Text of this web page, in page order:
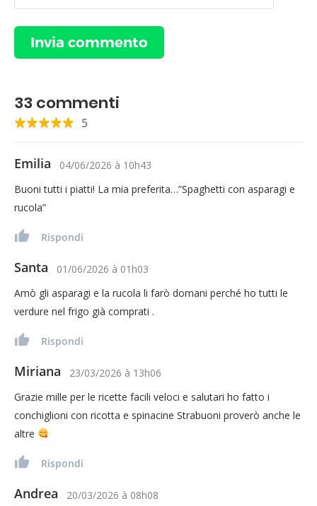
33 commenti
5
Emilia 04/06/2026 à 10h43
Buoni tutti i piatti! La mia preferita…”Spaghetti con asparagi e
rucola”
Rispondi
Santa 01/06/2026 à 01h03
Amò gli asparagi e la rucola li farò domani perché ho tutti le
verdure nel frigo già comprati .
Rispondi
Miriana 23/03/2026 à 13h06
Grazie mille per le ricette facili veloci e salutari ho fatto i
conchiglioni con ricotta e spinacine Strabuoni proverò anche le
altre
Rispondi
Andrea 20/03/2026 à 08h08